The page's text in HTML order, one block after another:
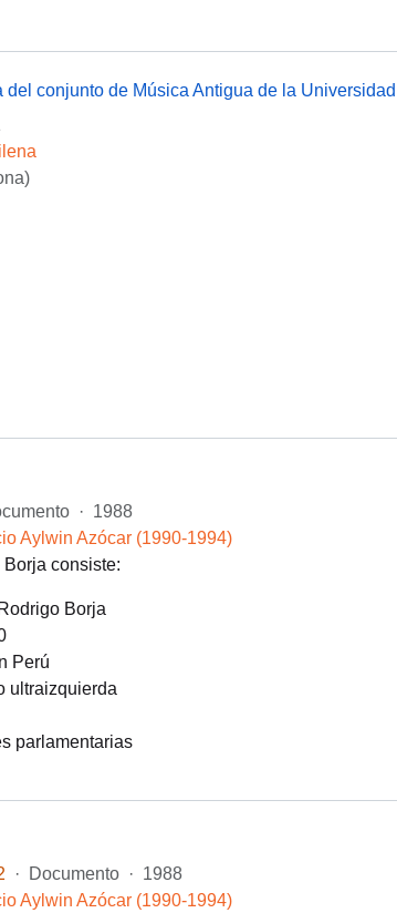
· 1988
Aylwin Azócar (1990-1994)
consiste:
Borja
Perú
ultraizquierda
parlamentarias
· Documento · 1988
Aylwin Azócar (1990-1994)